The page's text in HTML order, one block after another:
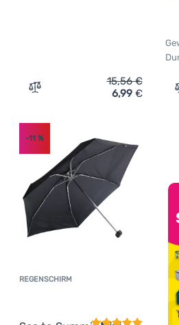
Zum Vergleich 'Regenschirm
15,56€
6,99 €
REGENSCHIRM Kundenbewertung
-11 %